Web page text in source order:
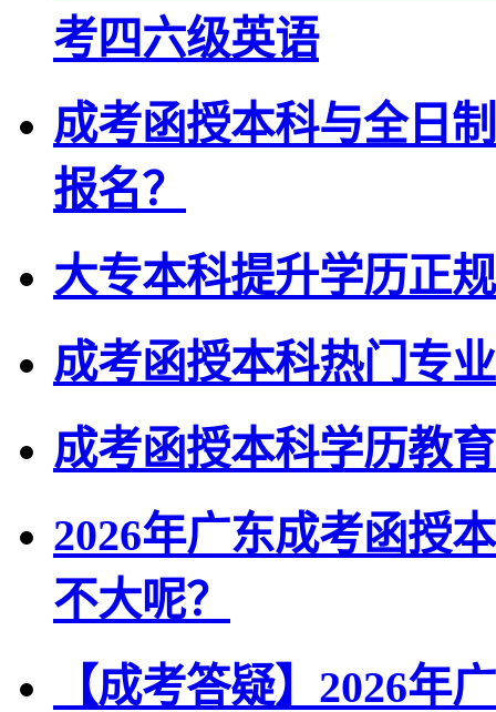
考四六级英语
成考函授本科与全日
报名？
大专本科提升学历正
成考函授本科热门专
成考函授本科学历教
2026年广东成考函授
不大呢？
【成考答疑】2026年